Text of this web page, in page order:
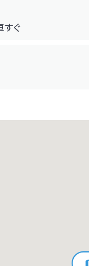
ぐ